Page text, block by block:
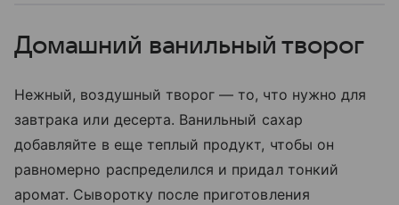
Домашний ванильный творог
Нежный, воздушный творог — то, что нужно для
завтрака или десерта. Ванильный сахар
добавляйте в еще теплый продукт, чтобы он
равномерно распределился и придал тонкий
аромат. Сыворотку после приготовления